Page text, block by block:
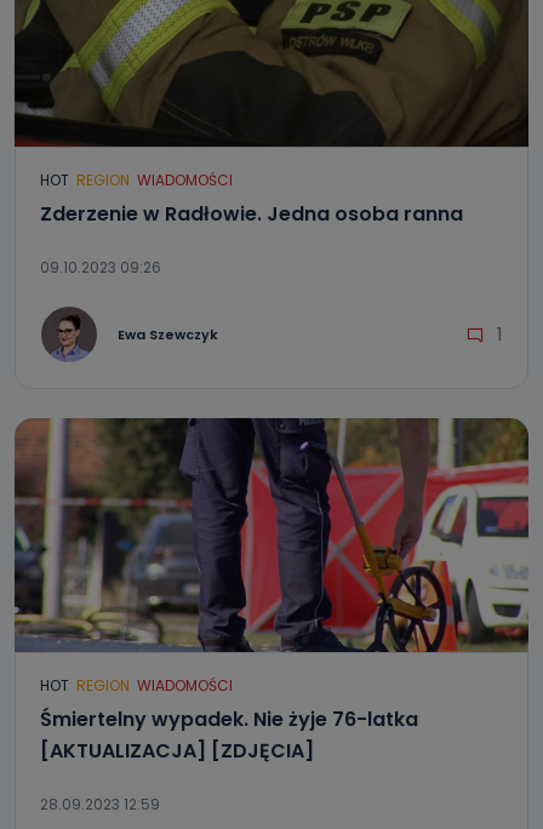
HOT REGION WIADOMOŚCI
Zderzenie w Radłowie. Jedna osoba ranna
09.10.2023 09:26
Ewa Szewczyk 1
HOT REGION WIADOMOŚCI
Śmiertelny wypadek. Nie żyje 76-latka
[AKTUALIZACJA] [ZDJĘCIA]
28.09.2023 12:59